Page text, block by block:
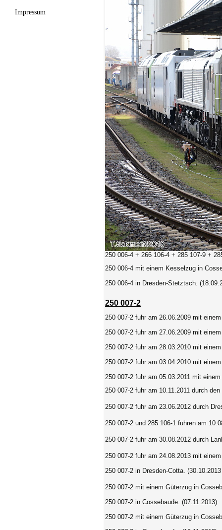
Impressum
250 006-4 + 266 106-4 + 285 107-9 +
250 006-4 mit einem Kesselzug in
250 006-4 in Dresden-Stetztsch.
250 007-2
250 007-2 fuhr am 26.06.2009 mit
250 007-2 fuhr am 27.06.2009 mit
250 007-2 fuhr am 28.03.2010 mit
250 007-2 fuhr am 03.04.2010 mit
250 007-2 fuhr am 05.03.2011 mit
250 007-2 fuhr am 10.11.2011 durch
250 007-2 fuhr am 23.06.2012 durch
250 007-2 und 285 106-1 fuhren am
250 007-2 fuhr am 30.08.2012 durch
250 007-2 fuhr am 24.08.2013 mit
250 007-2 in Dresden-Cotta. (30.10.2013
250 007-2 mit einem Güterzug in
250 007-2 in Cossebaude. (07.11.2013)
250 007-2 mit einem Güterzug in